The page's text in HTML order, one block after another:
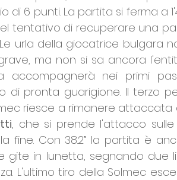
6 punti. La partita si ferma a
tentativo di recuperare una
urla della giocatrice bulgara
ma non si sa ancora
nei primi
di pronta guarigione. Il terzo
riesce a rimanere
, che si prende l'attacco
fine. Con 38.2” la partita è
gite in lunetta, segnando due
L'ultimo tiro della Solmec